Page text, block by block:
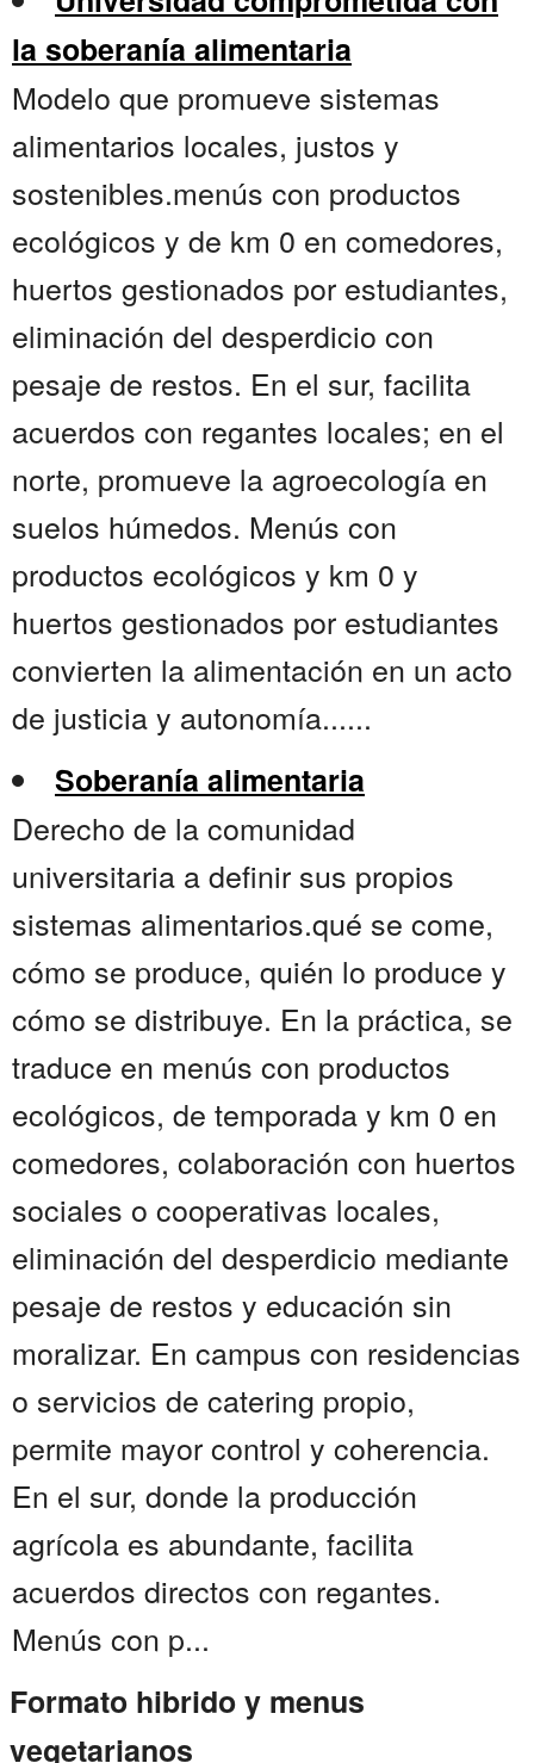
la soberanía alimentaria
Modelo que promueve sistemas
alimentarios locales, justos y
sostenibles.menús con productos
ecológicos y de km 0 en comedores,
huertos gestionados por estudiantes,
eliminación del desperdicio con
pesaje de restos. En el sur, facilita
acuerdos con regantes locales; en el
norte, promueve la agroecología en
suelos húmedos. Menús con
productos ecológicos y km 0 y
huertos gestionados por estudiantes
convierten la alimentación en un acto
de justicia y autonomía......
Soberanía alimentaria
Derecho de la comunidad
universitaria a definir sus propios
sistemas alimentarios.qué se come,
cómo se produce, quién lo produce y
cómo se distribuye. En la práctica, se
traduce en menús con productos
ecológicos, de temporada y km 0 en
comedores, colaboración con huertos
sociales o cooperativas locales,
eliminación del desperdicio mediante
pesaje de restos y educación sin
moralizar. En campus con residencias
o servicios de catering propio,
permite mayor control y coherencia.
En el sur, donde la producción
agrícola es abundante, facilita
acuerdos directos con regantes.
Menús con p...
Formato hibrido y menus
vegetarianos